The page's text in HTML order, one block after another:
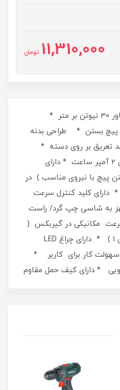
11,310,000 تومان
باتری 12 ولت * دارای گشتاور 30 نیوتن بر متر *
پیچ بستن * طراحی بدنه
تعریق بر روی دسته *
دارای 2 عدد باتری لیتیومی 2 آمپر ساعت * دارای
پیچ با نیروی مناسب ) در
دارای کلید کنترل سرعت
به شاسی چپ گرد/ راست
مکانیکی در گیربکس (
کار برای کاربر *
* دارای کیف حمل مقاوم